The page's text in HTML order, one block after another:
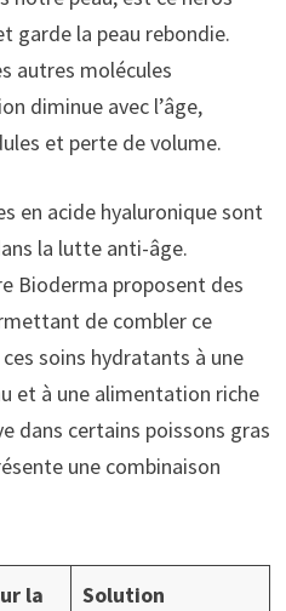
garde la peau rebondie.
autres molécules
diminue avec l’âge,
et perte de volume.
en acide hyaluronique sont
la lutte anti-âge.
Bioderma proposent des
de combler ce
soins hydratants à une
et à une alimentation riche
dans certains poissons gras
une combinaison
la
Solution